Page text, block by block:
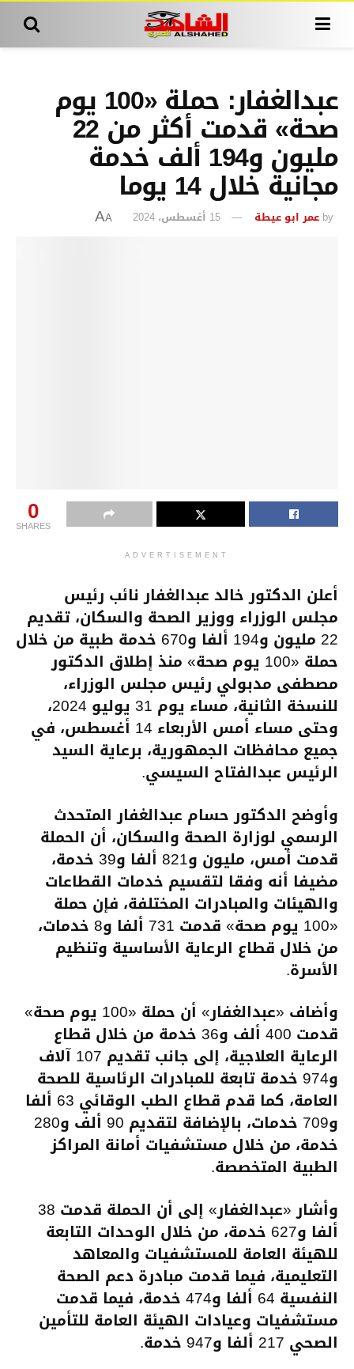
عبدالغفار: حملة «100 يوم
صحة» قدمت أكثر من 22
مليون و194 ألف خدمة
مجانية خلال 14 يوما
by عمر ابو عيطة 15 أغسطس، 2024 A
A
0
SHARES
ADVERTISEMENT
أعلن الدكتور خالد عبدالغفار نائب رئيس
مجلس الوزراء ووزير الصحة والسكان، تقديم
22 مليون و194 ألفا و670 خدمة طبية من خلال
حملة «100 يوم صحة» منذ إطلاق الدكتور
مصطفى مدبولي رئيس مجلس الوزراء،
للنسخة الثانية، مساء يوم 31 يوليو 2024،
وحتى مساء أمس الأربعاء 14 أغسطس، في
جميع محافظات الجمهورية، برعاية السيد
الرئيس عبدالفتاح السيسي.
وأوضح الدكتور حسام عبدالغفار المتحدث
الرسمي لوزارة الصحة والسكان، أن الحملة
قدمت أمس، مليون و821 ألفا و39 خدمة،
مضيفا أنه وفقا لتقسيم خدمات القطاعات
والهيئات والمبادرات المختلفة، فإن حملة
«100 يوم صحة» قدمت 731 ألفا و8 خدمات،
من خلال قطاع الرعاية الأساسية وتنظيم
الأسرة.
وأضاف «عبدالغفار» أن حملة «100 يوم صحة»
قدمت 400 ألف و36 خدمة من خلال قطاع
الرعاية العلاجية، إلى جانب تقديم 107 آلاف
و974 خدمة تابعة للمبادرات الرئاسية للصحة
العامة، كما قدم قطاع الطب الوقائي 63 ألفا
و709 خدمات، بالإضافة لتقديم 90 ألف و280
خدمة، من خلال مستشفيات أمانة المراكز
الطبية المتخصصة.
وأشار «عبدالغفار» إلى أن الحملة قدمت 38
ألفا و627 خدمة، من خلال الوحدات التابعة
للهيئة العامة للمستشفيات والمعاهد
التعليمية، فيما قدمت مبادرة دعم الصحة
النفسية 64 ألفا و474 خدمة، فيما قدمت
مستشفيات وعيادات الهيئة العامة للتأمين
الصحي 217 ألفا و947 خدمة.